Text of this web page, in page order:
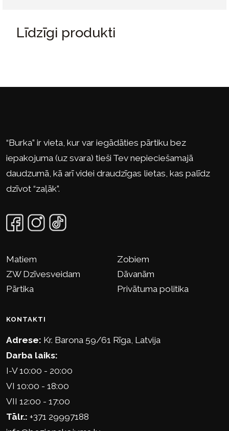
Līdzīgi produkti
“Burka” ir vieta, kur var iegādāties pārtiku bez
iepakojuma (uz svara) tieši Tev nepieciešamajā
daudzumā, kā arī videi draudzīgas lietas, kas palīdz
dzīvot “zaļāk”.
Matiem
Zobiem
ZW Dzīvesveidam
Dāvanām
Pārtika
Privātuma politika
KONTAKTI
Adrese: Kr. Barona 59/61 Rīga, Latvija
Darba laiks:
I-V 10:00 - 20:00
VI 10:00 - 18:00
VII 12:00 - 17:00
Tālr.: +371 29997188